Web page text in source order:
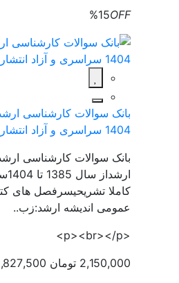
%15OFF
1404 سراسری و آزاد انتشارات اندیشه ارشد
بانک سوالات کارشناسی
کاملا تشریحیسرفصل های
عمومی اندیشه ارشد:زب..
2,150,000 تومان
1,827,500 تومان